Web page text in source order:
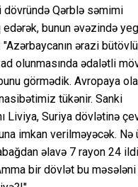
Qərblə səmimi
edərək, bunun əvəzində
ərazi
olunmasında ədalətli
görmədik. Avropaya
tükənir. Sanki
Liviya, Suriya dövlətinə
imkan verilməyəcək. Nə
əlavə 7 rayon 24
bir dövlət bu məsələni